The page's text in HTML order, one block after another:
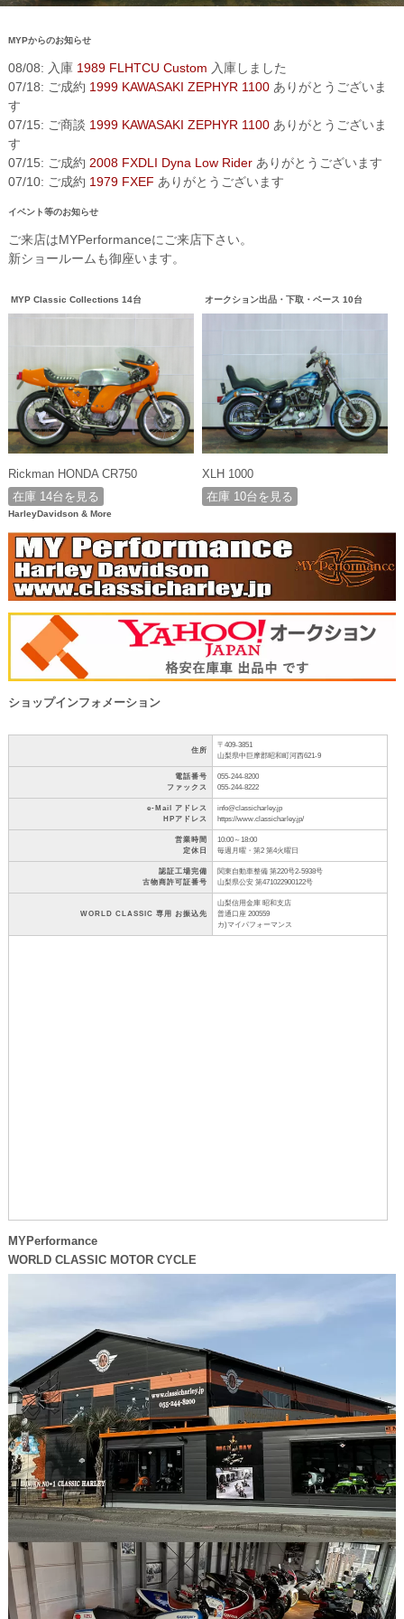
MYPからのお知らせ
08/08: 入庫 1989 FLHTCU Custom 入庫しました
07/18: ご成約 1999 KAWASAKI ZEPHYR 1100ありがとうございま
す
07/15: ご商談 1999 KAWASAKI ZEPHYR 1100ありがとうございま
す
07/15: ご成約 2008 FXDLI Dyna Low Riderありがとうございます
07/10: ご成約 1979 FXEF ありがとうございます
イベント等のお知らせ
ご来店はMYPerformanceにご来店下さい。
新ショールームも御座います。
MYP Classic Collections 14台
Rickman HONDA CR750
在庫 14台を見る
オークション出品・下取・ベース 10台
XLH 1000
在庫 10台を見る
HarleyDavidson & More
ショップインフォメーション
住所
〒409-3851
山梨県中巨摩郡昭和町河西621-9
電話番号
ファックス
055-244-8200
055-244-8222
e-Mail アドレス
HPアドレス
info@classicharley.jp
https://www.classicharley.jp/
営業時間
定休日
10:00～18:00
毎週月曜・第2 第4火曜日
認証工場完備
古物商許可証番号
関東自動車整備 第220号2-5938号
山梨県公安 第471022900122号
WORLD CLASSIC 専用 お振込先
山梨信用金庫 昭和支店
普通口座 200559
カ)マイパフォーマンス
MYPerformance
WORLD CLASSIC MOTOR CYCLE